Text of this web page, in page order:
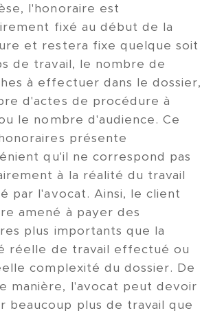
l'honoraire est
fixé au début de la
et restera fixe quelque soit
de travail, le nombre de
à effectuer dans le dossier,
d'actes de procédure à
le nombre d'audience. Ce
présente
qu'il ne correspond pas
à la réalité du travail
par l'avocat. Ainsi, le client
amené à payer des
plus importants que la
réelle de travail effectué ou
complexité du dossier. De
manière, l'avocat peut devoir
beaucoup plus de travail que